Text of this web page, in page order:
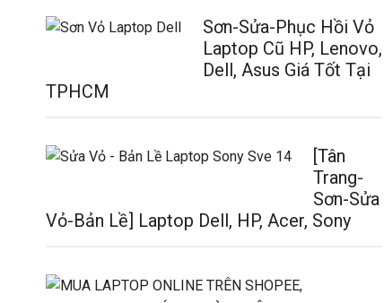
Sơn-Sửa-Phục Hồi Vỏ
Laptop Cũ HP, Lenovo,
Dell, Asus Giá Tốt Tại
TPHCM
[Tân
Trang-
Sơn-Sửa
Vỏ-Bản Lề] Laptop Dell, HP, Acer, Sony